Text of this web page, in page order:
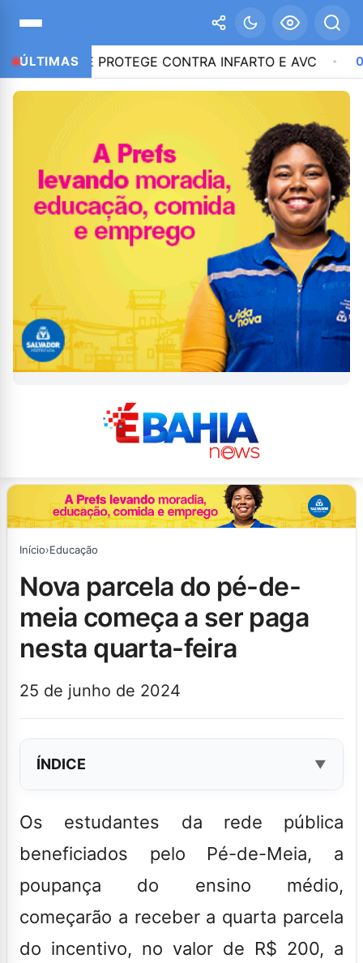
ÚLTIMASPROTEGE CONTRA INFARTO E AVC 00:18
Início›Educação
nova parcela do pé-de-
meia começa a ser paga
nesta quarta-feira
25 de junho de 2024
ÍNDICE
Os estudantes da rede pública
beneficiados pelo Pé-de-Meia, a
poupança do ensino médio,
começarão a receber a quarta parcela
do incentivo, no valor de R$ 200, a